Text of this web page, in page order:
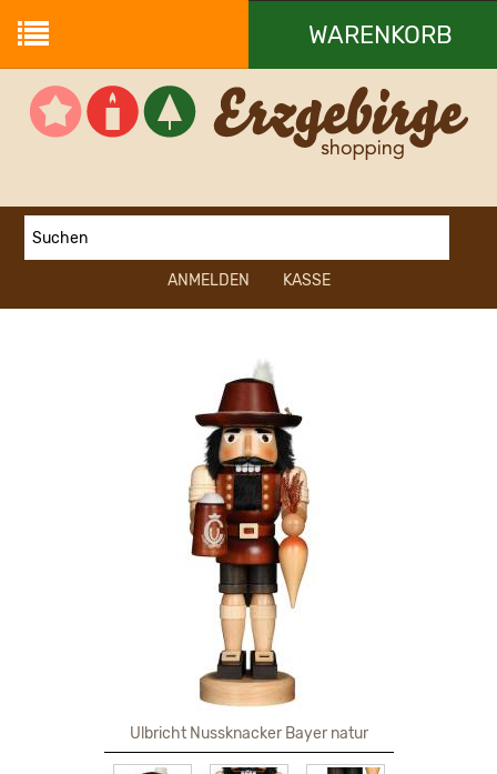
WARENKORB
Ihr Warenkorb ist leer.
ANMELDEN KASSE
Ulbricht Nussknacker Bayer natur